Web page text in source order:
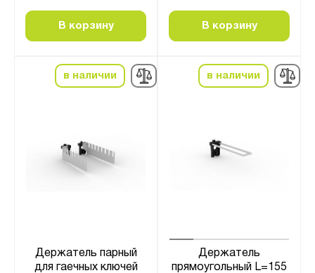
В корзину В корзину
в наличии
Держатель парный
для гаечных ключей
в наличии
Держатель
прямоугольный L=155